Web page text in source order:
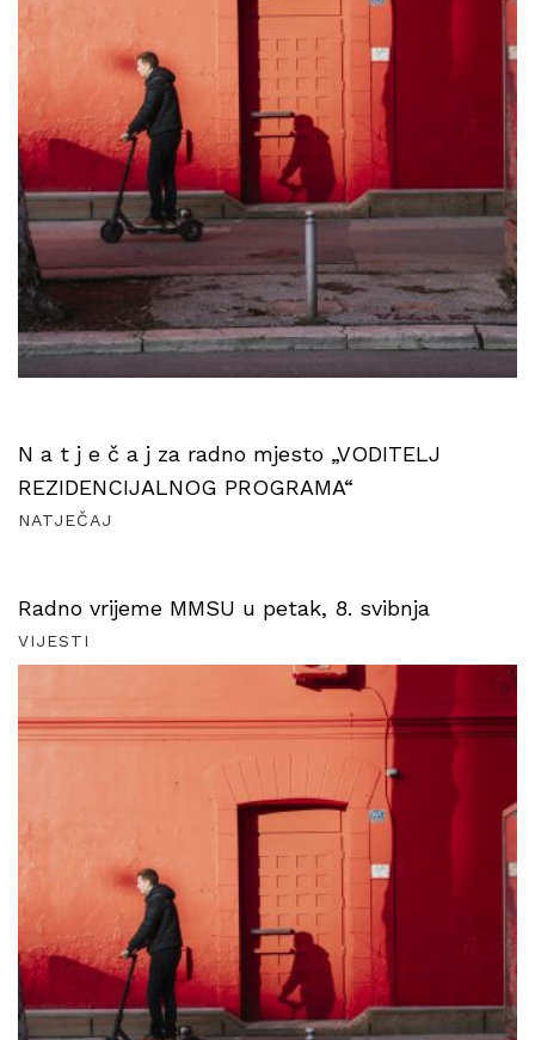
N a t j e č a j za radno mjesto „VODITELJ
REZIDENCIJALNOG PROGRAMA“
NATJEČAJ
Radno vrijeme MMSU u petak, 8. svibnja
VIJESTI